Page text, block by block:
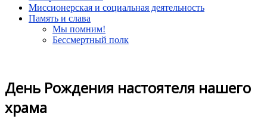
Миссионерская и социальная деятельность
Память и слава
Мы помним!
Бессмертный полк
День Рождения настоятеля нашего
храма